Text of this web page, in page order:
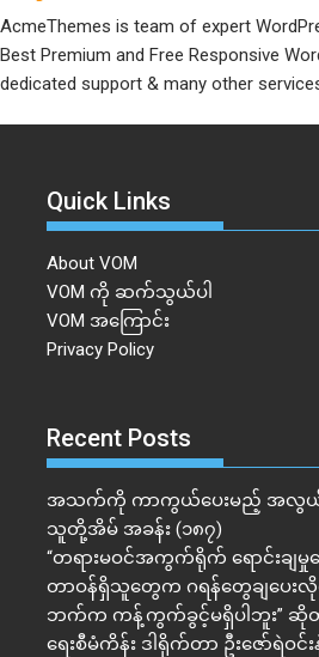
AcmeThemes is team of expert
Best Premium and Free Responsive
dedicated support & many other
Quick Links
About VOM
VOM ကို ဆက်သွယ်ပါ
VOM အကြောင်း
Privacy Policy
Recent Posts
အသက်ကို ကာကွယ်ပေးမည့် အလွ
သူတို့အိမ် အခန်း (၁၈၇)
“တရားမဝင်အကွက်ရိုက် ရောင်းခ
တာဝန်ရှိသူတွေက ဂရန်တွေချပေ
ဘက်က ကန့်ကွက်ခွင့်မရှိပါဘူး” ဆိုတဲ့
ရေးစီမံကိန်း ဒါရိုက်တာ ဦးဇော်ရဲဝင်